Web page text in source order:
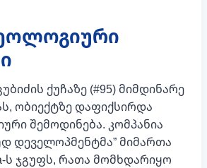
ქუჩაზე (#95) მიმდინარე
ობიექტზე დაფიქსირდა
შემოდინება. კომპანია
დეველოპმენტმა” მიმართა
ს ჯგუფს, რათა მომხდარიყო